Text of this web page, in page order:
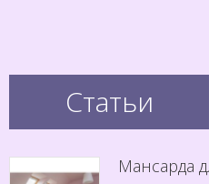
Статьи
Мансарда